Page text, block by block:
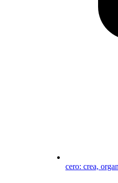
cero: crea,